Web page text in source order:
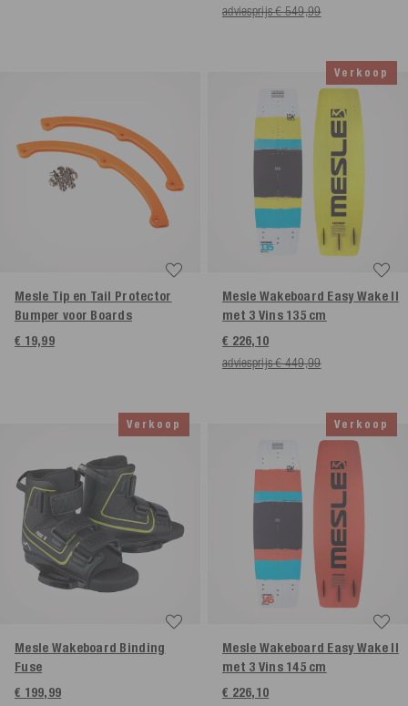
adviesprijs € 549,99
Mesle Tip en Tail Protector
Bumper voor Boards
€ 19,99
Verkoop
Mesle Wakeboard Easy Wake II
met 3 Vins 135 cm
€ 226,10
adviesprijs € 449,99
Verkoop
Mesle Wakeboard Binding
Fuse
€ 199,99
Verkoop
Mesle Wakeboard Easy Wake II
met 3 Vins 145 cm
€ 226,10